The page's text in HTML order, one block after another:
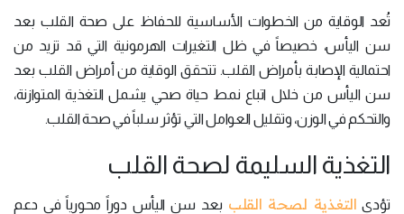
تُعد الوقاية من الخطوات الأساسية للحفاظ على صحة القلب بعد
سن اليأس، خصيصاً في ظل التغيرات الهرمونية التي قد تزيد من
احتمالية الإصابة بأمراض القلب. تتحقق الوقاية من أمراض القلب بعد
سن اليأس من خلال اتباع نمط حياة صحي يشمل التغذية المتوازنة،
والتحكم في الوزن، وتقليل العوامل التي تؤثر سلباً في صحة القلب.
التغذية السليمة لصحة القلب
تؤدي التغذية لصحة القلب بعد سن اليأس دوراً محورياً في دعم